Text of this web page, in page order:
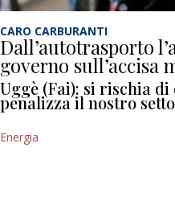
CARO CARBURANTI
Dall’autotrasporto
governo sull’accisa
Uggè (Fai): si rischia
penalizza il nostro
Energia